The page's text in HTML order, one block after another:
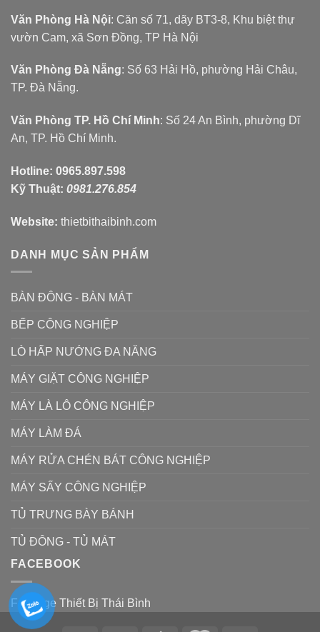
Văn Phòng Hà Nội: Căn số 71, dãy BT3-8, Khu biệt thự
vườn Cam, xã Sơn Đồng, TP Hà Nội
Văn Phòng Đà Nẵng: Số 63 Hải Hồ, phường Hải Châu,
TP. Đà Nẵng.
Văn Phòng TP. Hồ Chí Minh: Số 24 An Bình, phường Dĩ
An, TP. Hồ Chí Minh.
Hotline: 0965.897.598
Kỹ Thuật: 0981.276.854
Website: thietbithaibinh.com
DANH MỤC SẢN PHẨM
BÀN ĐÔNG - BÀN MÁT
BẾP CÔNG NGHIỆP
LÒ HẤP NƯỚNG ĐA NĂNG
MÁY GIẶT CÔNG NGHIỆP
MÁY LÀ LÔ CÔNG NGHIỆP
MÁY LÀM ĐÁ
MÁY RỬA CHÉN BÁT CÔNG NGHIỆP
MÁY SẤY CÔNG NGHIỆP
TỦ TRƯNG BÀY BÁNH
TỦ ĐÔNG - TỦ MÁT
FACEBOOK
Fanpage Thiết Bị Thái Bình